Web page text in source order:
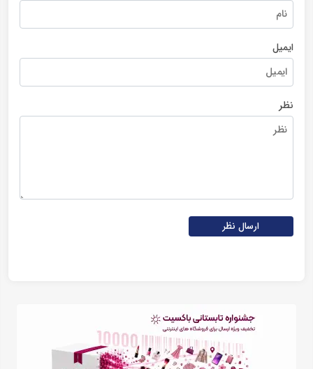
ایمیل
نظر
ارسال نظر